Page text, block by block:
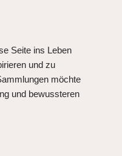
Seite ins Leben
und zu
möchte
und bewussteren